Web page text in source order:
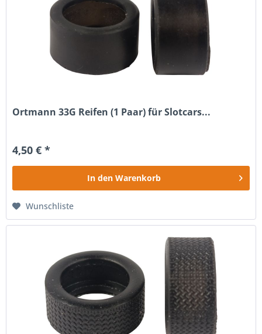
Ortmann 33G Reifen (1 Paar) für Slotcars...
4,50 € *
In den Warenkorb
Wunschliste